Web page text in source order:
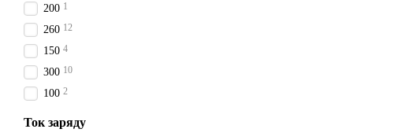
200 1
260 12
150 4
300 10
100 2
Ток заряду